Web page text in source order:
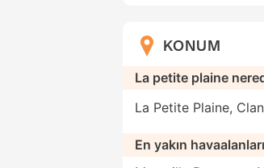
KONUM
La petite plaine
La Petite Plaine,
En yakın havaalanları